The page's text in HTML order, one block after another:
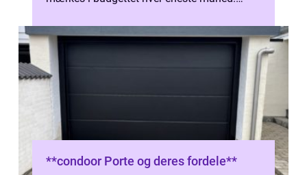
**condoor Porte og deres fordele**